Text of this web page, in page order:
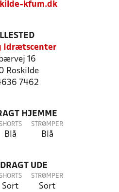
kfum.dk
Idrætscenter
16
Roskilde
7462
HJEMME
Blå
STRØMPER
Blå
UDE
Sort
STRØMPER
Sort